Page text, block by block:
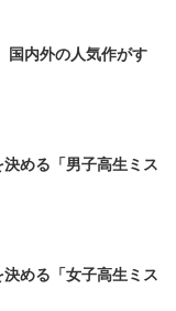
国内外の人気作がす
める「男子高生ミス
める「女子高生ミス